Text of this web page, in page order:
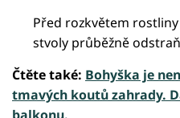
Před rozkvětem
stvoly průběžně
Čtěte také: Bohyška je
tmavých koutů zahrady.
balkonu.